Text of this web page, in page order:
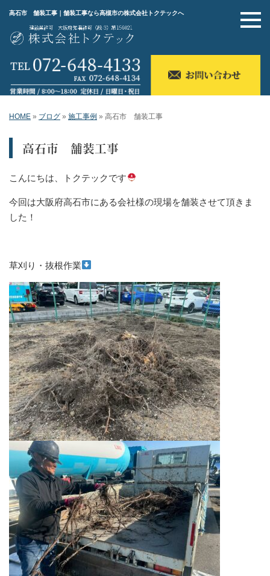
高石市 舗装工事｜舗装工事なら高槻市の株式会社トクテックへ
HOME » ブログ » 施工事例 » 高石市 舗装工事
高石市 舗装工事
こんにちは、トクテックです
今回は大阪府高石市にある会社様の現場を舗装させて頂きま
した！
草刈り・抜根作業